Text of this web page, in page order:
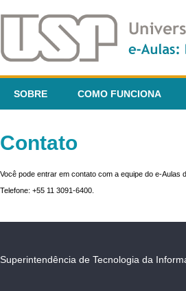
SOBRE COMO FUNCIONA
Contato
Você pode entrar em contato com a equipe do e-Aulas
Telefone: +55 11 3091-6400.
Superintendência de Tecnologia da